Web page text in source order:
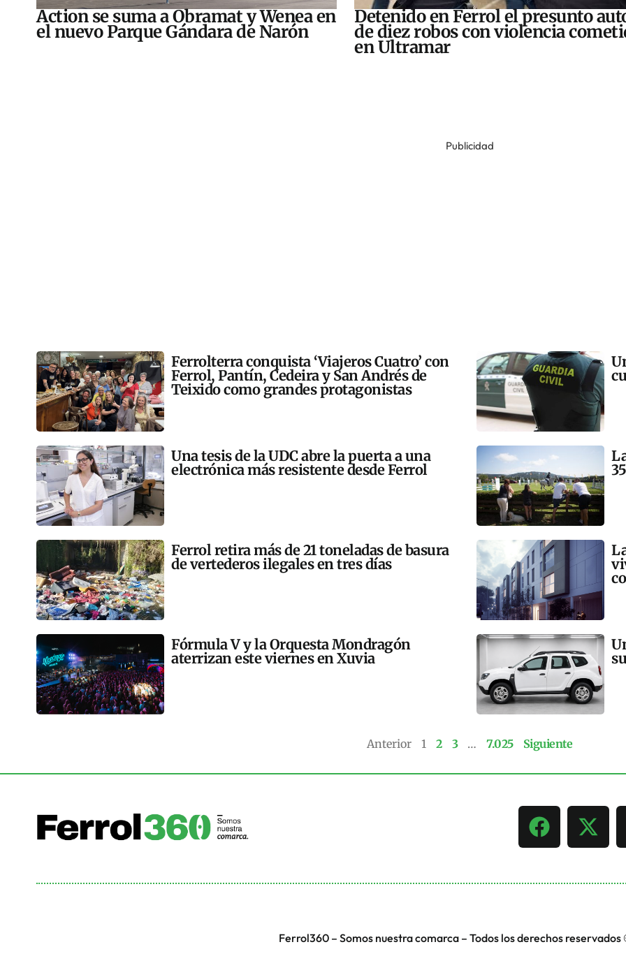
Action se suma a Obramat y Wenea en
el nuevo Parque Gándara de Narón
Detenido en Ferrol el presunto
de diez robos con violencia
en Ultramar
Publicidad
Ferrolterra conquista ‘Viajeros Cuatro’ con
Ferrol, Pantín, Cedeira y San Andrés de
Teixido como grandes protagonistas
Una tesis de la UDC abre la puerta a una
electrónica más resistente desde Ferrol
Ferrol retira más de 21 toneladas de basura
de vertederos ilegales en tres días
Fórmula V y la Orquesta Mondragón
aterrizan este viernes en Xuvia
Anterior 1 2 3 … 7.025 Siguiente
Ferrol360 – Somos nuestra comarca – Todos los derechos